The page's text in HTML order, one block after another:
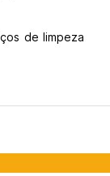
de limpeza